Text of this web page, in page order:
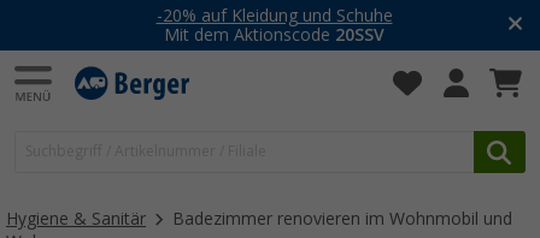
-20% auf Kleidung und Schuhe
Mit dem Aktionscode 20SSV
Hygiene & Sanitär
Badezimmer renovieren im Wohnmobil und